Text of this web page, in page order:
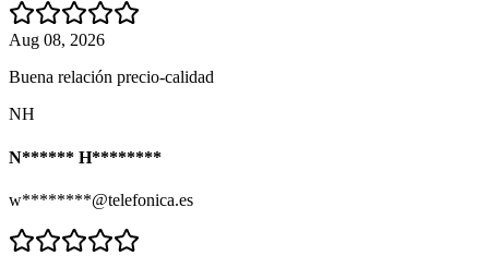
Aug 08, 2026
Buena relación precio-calidad
NH
N****** H********
w********@telefonica.es